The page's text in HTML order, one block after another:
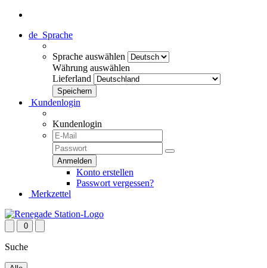
de Sprache
Sprache auswählen
Währung auswählen
Lieferland
Kundenlogin
Kundenlogin
Konto erstellen
Passwort vergessen?
Merkzettel
0
Suche